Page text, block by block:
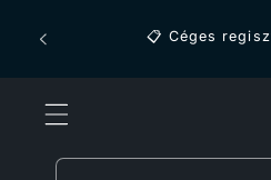
tartalomhoz
📋 Céges